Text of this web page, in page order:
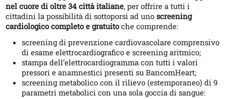
nel cuore di oltre 34 città italiane, per offrire a tutti i
cittadini la possibilità di sottoporsi ad unoscreening
cardiologico completo e gratuitoche comprende:
screening di prevenzione cardiovascolare comprensivo
di esame elettrocardiografico e screening aritmico;
stampa dell’elettrocardiogramma con tutti i valori
pressori e anamnestici presenti su BancomHeart;
screening metabolico con il rilievo (estemporaneo) di 9
parametri metabolici con una sola goccia di sangue: